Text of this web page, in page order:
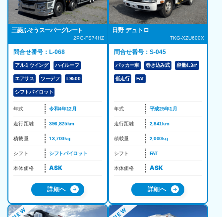
三菱ふそう スーパーグレート
2PG-FS74HZ
問合せ番号：L-068
アルミウイング ハイルーフ
エアサス ツーデフ L9500
シフトパイロット
年式 令和4年12月
走行距離 396,825km
積載量 13,700kg
シフト シフトパイロット
本体価格 ASK
詳細へ
日野 デュトロ
TKG-XZU600X
問合せ番号：S-045
パッカー車 巻き込み式 容量4.3㎥
低走行 FAT
年式 平成25年1月
走行距離 2,841km
積載量 2,000kg
シフト FAT
本体価格 ASK
詳細へ